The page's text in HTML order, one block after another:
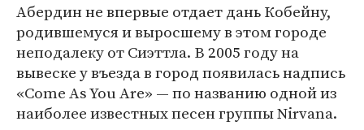
Абердин не впервые отдает дань Кобейну,
родившемуся и выросшему в этом городе
неподалеку от Сиэттла. В 2005 году на
вывеске у въезда в город появилась надпись
«Come As You Are» — по названию одной из
наиболее известных песен группы Nirvana.